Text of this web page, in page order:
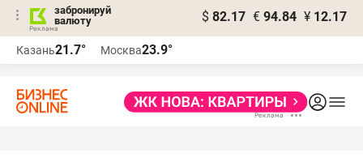
забронируй
валюту
$ 82.17 € 94.84 ¥ 12.17
Казань21.7° Москва23.9°